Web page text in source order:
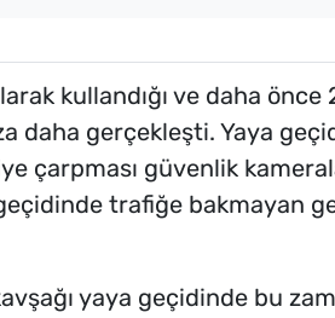
kullandığı ve daha önce
daha gerçekleşti. Yaya
çarpması güvenlik
trafiğe bakmayan
yaya geçidinde bu